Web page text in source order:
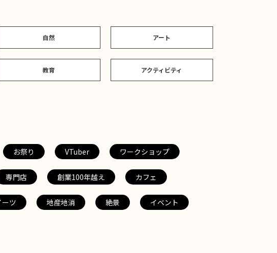
自然 アート
教育 アクティビティ
お祭り VTuber ワークショップ
専門店 創業100年越え カフェ
ーツ 地産地消 絶景 イベント